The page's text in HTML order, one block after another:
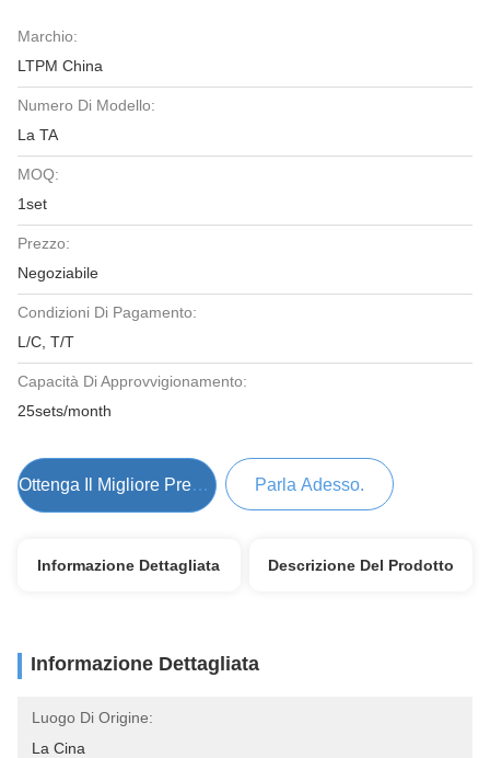
Marchio:
LTPM China
Numero Di Modello:
La TA
MOQ:
1set
Prezzo:
Negoziabile
Condizioni Di Pagamento:
L/C, T/T
Capacità Di Approvvigionamento:
25sets/month
Ottenga Il Migliore Prezzo Parla Adesso.
Informazione Dettagliata Descrizione Del Prodotto
Informazione Dettagliata
Luogo Di Origine:
La Cina